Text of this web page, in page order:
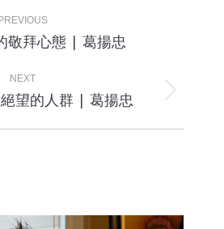
PREVIOUS
Previous
project:
敬拜心態 | 葛揚忠
NEXT
Next
project:
望的人群 | 葛揚忠